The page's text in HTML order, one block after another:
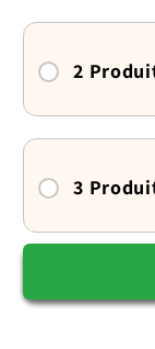
arête
os
chien
Il
lèche,
il
Il
2
3